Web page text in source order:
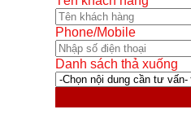
Phone/Mobile
Danh sách thả xuống